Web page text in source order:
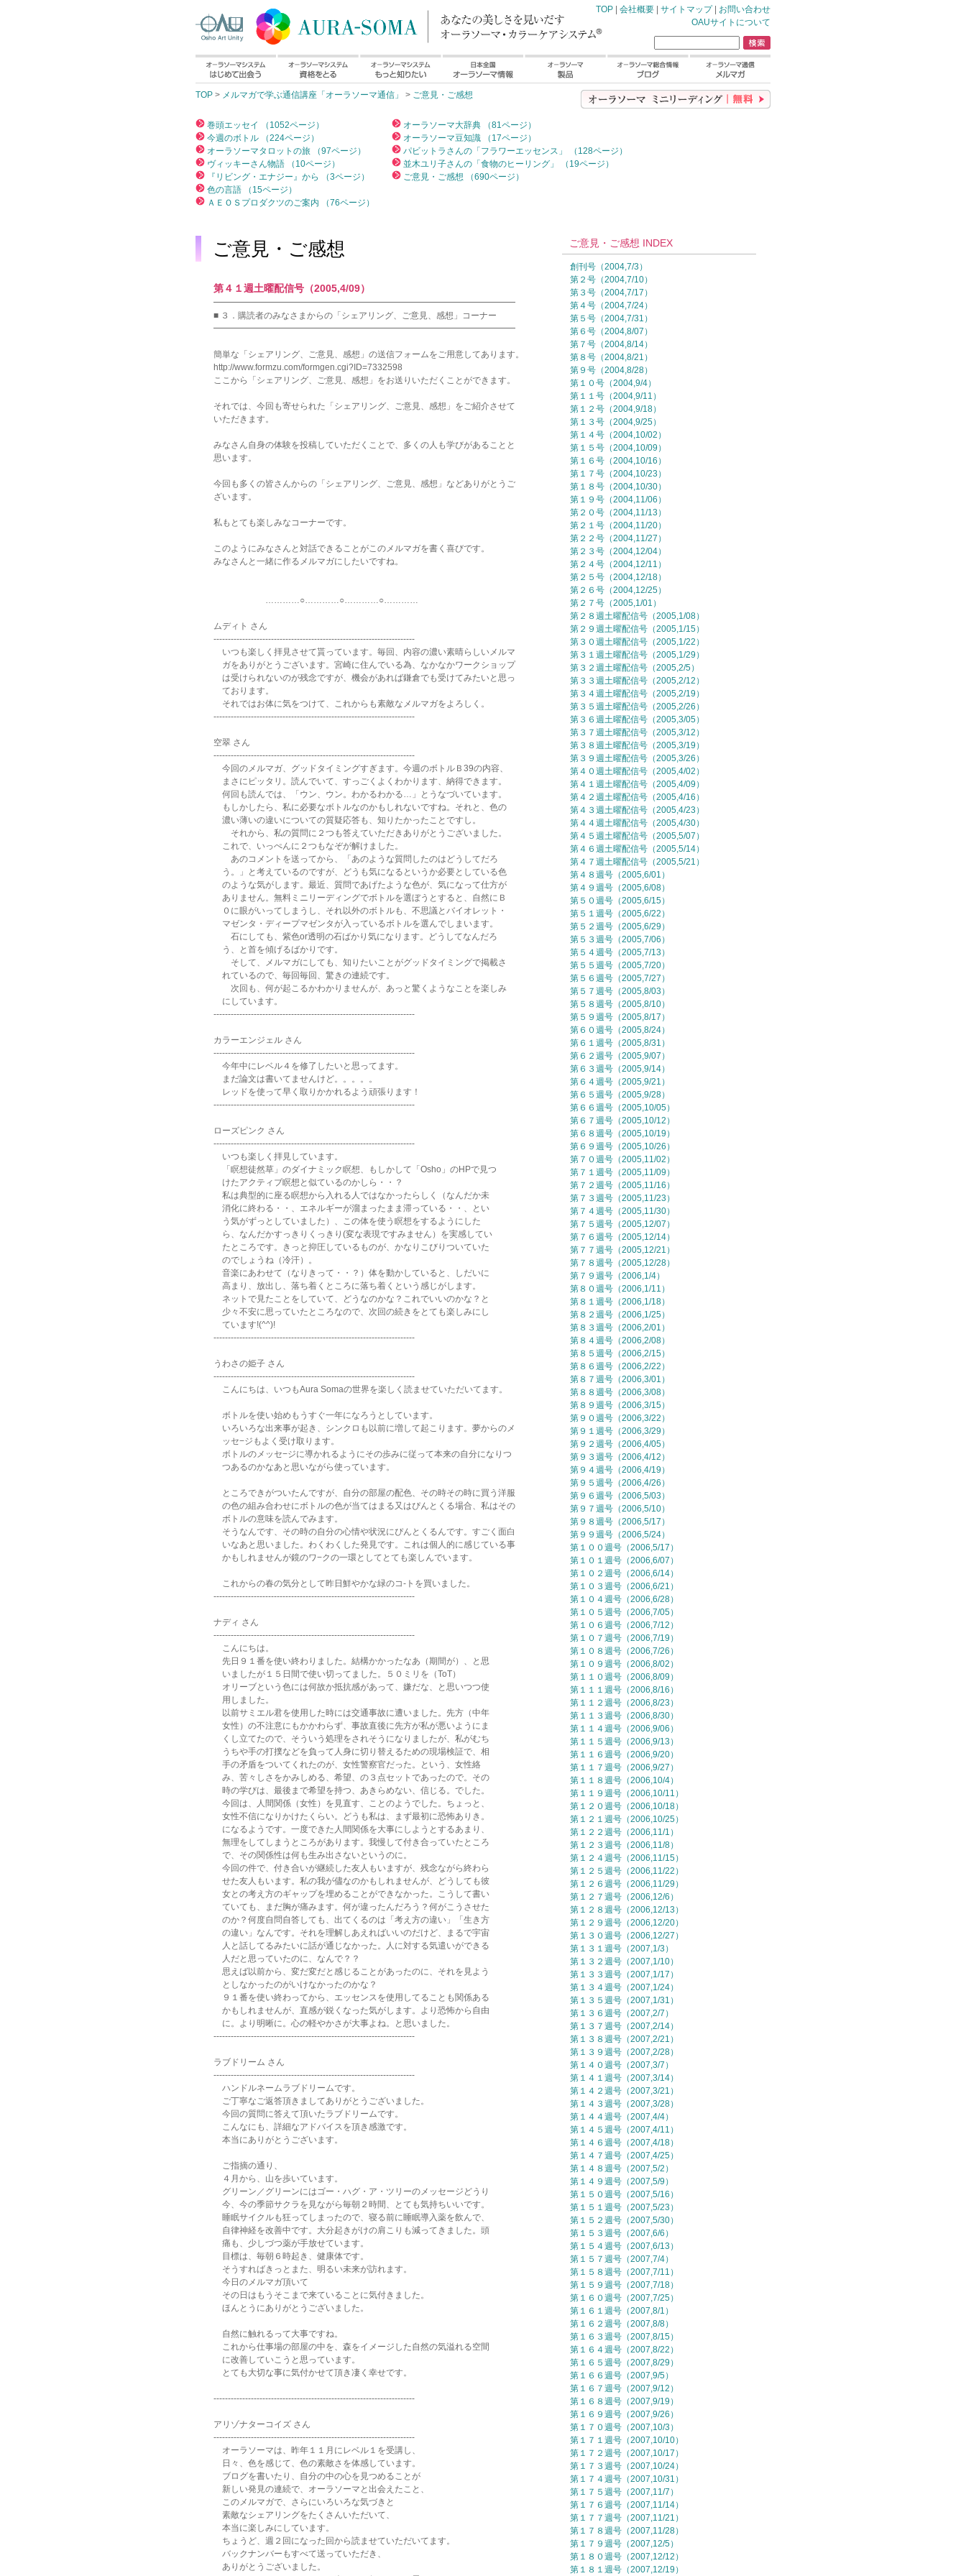
TOP | 会社概要 | サイトマップ| お問い合わせ
OAUサイトについて
TOP > メルマガで学ぶ通信講座「オーラソーマ通信」 > ご意見・ご感想
巻頭エッセイ （1052ページ）
今週のボトル （224ページ）
オーラソーマタロットの旅 （97ページ）
ヴィッキーさん物語 （10ページ）
『リビング・エナジー』から （3ページ）
色の言語 （15ページ）
ＡＥＯＳプロダクツのご案内 （76ページ）
オーラソーマ大辞典 （81ページ）
オーラソーマ豆知識 （17ページ）
パビットラさんの「フラワーエッセンス」 （128ページ）
並木ユリ子さんの「食物のヒーリング」 （19ページ）
ご意見・ご感想 （690ページ）
ご意見・ご感想
第４１週土曜配信号（2005,4/09）
━━━━━━━━━━━━━━━━━━━━━━━━━━━━━━━━━━━
■ ３．購読者のみなさまからの「シェアリング、ご意見、感想」コーナー
━━━━━━━━━━━━━━━━━━━━━━━━━━━━━━━━━━━
簡単な「シェアリング、ご意見、感想」の送信フォームをご用意してあります。
http://www.formzu.com/formgen.cgi?ID=7332598
ここから「シェアリング、ご意見、感想」をお送りいただくことができます。
それでは、今回も寄せられた「シェアリング、ご意見、感想」をご紹介させて
いただきます。
みなさん自身の体験を投稿していただくことで、多くの人も学びがあることと
思います。
今回も多くの皆さんからの「シェアリング、ご意見、感想」などありがとうご
ざいます。
私もとても楽しみなコーナーです。
このようにみなさんと対話できることがこのメルマガを書く喜びです。
みなさんと一緒に作るメルマガにしたいですね。
…………○…………○…………○…………
ムディト さん
----------------------------------------------------------------------
いつも楽しく拝見させて貰っています。毎回、内容の濃い素晴らしいメルマ
ガをありがとうございます。宮崎に住んでいる為、なかなかワークショップ
は受けられないのが残念ですが、機会があれば鎌倉でも受けてみたいと思っ
ております。
それではお体に気をつけて、これからも素敵なメルマガをよろしく。
----------------------------------------------------------------------
空翠 さん
----------------------------------------------------------------------
今回のメルマガ、グッドタイミングすぎます。今週のボトルＢ39の内容、
まさにピッタリ。読んでいて、すっごくよくわかります、納得できます。
何回も読んでは、「ウン、ウン。わかるわかる…」とうなづいています。
もしかしたら、私に必要なボトルなのかもしれないですね。それと、色の
濃い薄いの違いについての質疑応答も、知りたかったことですし。
それから、私の質問に２つも答えていただきありがとうございました。
これで、いっぺんに２つもなぞが解けました。
あのコメントを送ってから、「あのような質問したのはどうしてだろ
う。」と考えているのですが、どうも気になるというか必要としている色
のような気がします。最近、質問であげたような色が、気になって仕方が
ありません。無料ミニリーディングでボトルを選ぼうとすると、自然にＢ
０に眼がいってしまうし、それ以外のボトルも、不思議とバイオレット・
マゼンタ・ディープマゼンタが入っているボトルを選んでしまいます。
石にしても、紫色or透明の石ばかり気になります。どうしてなんだろ
う、と首を傾げるばかりです。
そして、メルマガにしても、知りたいことがグッドタイミングで掲載さ
れているので、毎回毎回、驚きの連続です。
次回も、何が起こるかわかりませんが、あっと驚くようなことを楽しみ
にしています。
----------------------------------------------------------------------
カラーエンジェル さん
----------------------------------------------------------------------
今年中にレベル４を修了したいと思ってます。
まだ論文は書いてませんけど。。。。。
レッドを使って早く取りかかれるよう頑張ります！
----------------------------------------------------------------------
ローズピンク さん
----------------------------------------------------------------------
いつも楽しく拝見しています。
「瞑想徒然草」のダイナミック瞑想、もしかして「Osho」のHPで見つ
けたアクティブ瞑想と似ているのかしら・・？
私は典型的に座る瞑想から入れる人ではなかったらしく（なんだか未
消化に終わる・・、エネルギーが溜まったまま滞っている・・、とい
う気がずっとしていました）、この体を使う瞑想をするようにした
ら、なんだかすっきりくっきり(変な表現ですみません）を実感してい
たところです。きっと抑圧しているものが、かなりこびりついていた
のでしょうね（冷汗）。
音楽にあわせて（なりきって・・？）体を動かしていると、しだいに
高まり、放出し、落ち着くところに落ち着くという感じがします。
ネットで見たことをしていて、どうなのかな？これでいいのかな？と
少々不安に思っていたところなので、次回の続きをとても楽しみにし
ています!(^^)!
----------------------------------------------------------------------
うわさの姫子 さん
----------------------------------------------------------------------
こんにちは、いつもAura Somaの世界を楽しく読ませていただいてます。
ボトルを使い始めもうすぐ一年になろうとしています。
いろいろな出来事が起き、シンクロも以前に増して起こります。夢からのメ
ッセ−ジもよく受け取ります。
ボトルのメッセ−ジに導かれるようにその歩みに従って本来の自分になりつ
つあるのかなあと思いながら使っています。
ところできがついたんですが、自分の部屋の配色、その時その時に買う洋服
の色の組み合わせにボトルの色が当てはまる又はぴんとくる場合、私はその
ボトルの意味を読んでみます。
そうなんです、その時の自分の心情や状況にぴんとくるんです。すごく面白
いなあと思いました。わくわくした発見です。これは個人的に感じている事
かもしれませんが鏡のワ−クの一環としてとても楽しんでいます。
これからの春の気分として昨日鮮やかな緑のコ-トを買いました。
----------------------------------------------------------------------
ナディ さん
----------------------------------------------------------------------
こんにちは。
先日９１番を使い終わりました。結構かかったなあ（期間が）、と思
いましたが１５日間で使い切ってました。５０ミリを（ToT）
オリーブという色には何故か抵抗感があって、嫌だな、と思いつつ使
用しました。
以前サミエル君を使用した時には交通事故に遭いました。先方（中年
女性）の不注意にもかかわらず、事故直後に先方が私が悪いようにま
くし立てたので、そういう処理をされそうになりましたが、私がむち
うちや手の打撲などを負って人身に切り替えるための現場検証で、相
手の矛盾をついてくれたのが、女性警察官だった。という、女性絡
み、苦々しさをかみしめる、希望、の３点セットであったので。その
時の学びは、最後まで希望を持つ、あきらめない、信じる。でした。
今回は、人間関係（女性）を見直す、ことのようでした。ちょっと、
女性不信になりかけたくらい。どうも私は、まず最初に恐怖ありき。
になるようです。一度できた人間関係を大事にしようとするあまり、
無理をしてしまうところがあります。我慢して付き合っていたところ
で、その関係性は何も生み出さないというのに。
今回の件で、付き合いが継続した友人もいますが、残念ながら終わら
せた友人もいます。私の我が儘なのかもしれませんが、どうしても彼
女との考え方のギャップを埋めることができなかった。こうして書い
ていても、まだ胸が痛みます。何が違ったんだろう？何がこうさせた
のか？何度自問自答しても、出てくるのは「考え方の違い」「生き方
の違い」なんです。それを理解しあえればいいのだけど、まるで宇宙
人と話してるみたいに話が通じなかった。人に対する気遣いができる
人だと思っていたのに、なんで？？
思えば以前から、変だ変だと感じることがあったのに、それを見よう
としなかったのがいけなかったのかな？
９１番を使い終わってから、エッセンスを使用してることも関係ある
かもしれませんが、直感が鋭くなった気がします。より恐怖から自由
に。より明晰に。心の軽やかさが大事よね。と思いました。
----------------------------------------------------------------------
ラブドリーム さん
----------------------------------------------------------------------
ハンドルネームラブドリームです。
ご丁寧なご返答頂きましてありがとうございました。
今回の質問に答えて頂いたラブドリームです。
こんなにも、詳細なアドバイスを頂き感激です。
本当にありがとうございます。
ご指摘の通り、
４月から、山を歩いています。
グリーン／グリーンにはゴー・ハグ・ア・ツリーのメッセージどうり
今、今の季節サクラを見ながら毎朝２時間、とても気持ちいいです。
睡眠サイクルも狂ってしまったので、寝る前に睡眠導入薬を飲んで、
自律神経を改善中です。大分起きがけの肩こりも減ってきました。頭
痛も、少しづつ薬が手放せています。
目標は、毎朝６時起き、健康体です。
そうすればきっとまた、明るい未来が訪れます。
今日のメルマガ頂いて
その日はもうそこまで来ていることに気付きました。
ほんとうにありがとうございました。
自然に触れるって大事ですね。
これから仕事場の部屋の中を、森をイメージした自然の気溢れる空間
に改善していこうと思っています。
とても大切な事に気付かせて頂き凄く幸せです。
----------------------------------------------------------------------
アリゾナターコイズ さん
----------------------------------------------------------------------
オーラソーマは、昨年１１月にレベル１を受講し、
日々、色を感じて、色の素敵さを体感しています。
ブログを書いたり、自分の中の心を見つめることが
新しい発見の連続で、オーラソーマと出会えたこと、
このメルマガで、さらにいろいろな気づきと
素敵なシェアリングをたくさんいただいて、
本当に楽しみにしています。
ちょうど、週２回になった回から読ませていただいてます。
バックナンバーもすべて送っていただき、
ありがとうございました。
ご意見・ご感想 INDEX
創刊号（2004,7/3）
第２号（2004,7/10）
第３号（2004,7/17）
第４号（2004,7/24）
第５号（2004,7/31）
第６号（2004,8/07）
第７号（2004,8/14）
第８号（2004,8/21）
第９号（2004,8/28）
第１０号（2004,9/4）
第１１号（2004,9/11）
第１２号（2004,9/18）
第１３号（2004,9/25）
第１４号（2004,10/02）
第１５号（2004,10/09）
第１６号（2004,10/16）
第１７号（2004,10/23）
第１８号（2004,10/30）
第１９号（2004,11/06）
第２０号（2004,11/13）
第２１号（2004,11/20）
第２２号（2004,11/27）
第２３号（2004,12/04）
第２４号（2004,12/11）
第２５号（2004,12/18）
第２６号（2004,12/25）
第２７号（2005,1/01）
第２８週土曜配信号（2005,1/08）
第２９週土曜配信号（2005,1/15）
第３０週土曜配信号（2005,1/22）
第３１週土曜配信号（2005,1/29）
第３２週土曜配信号（2005,2/5）
第３３週土曜配信号（2005,2/12）
第３４週土曜配信号（2005,2/19）
第３５週土曜配信号（2005,2/26）
第３６週土曜配信号（2005,3/05）
第３７週土曜配信号（2005,3/12）
第３８週土曜配信号（2005,3/19）
第３９週土曜配信号（2005,3/26）
第４０週土曜配信号（2005,4/02）
第４１週土曜配信号（2005,4/09）
第４２週土曜配信号（2005,4/16）
第４３週土曜配信号（2005,4/23）
第４４週土曜配信号（2005,4/30）
第４５週土曜配信号（2005,5/07）
第４６週土曜配信号（2005,5/14）
第４７週土曜配信号（2005,5/21）
第４８週号（2005,6/01）
第４９週号（2005,6/08）
第５０週号（2005,6/15）
第５１週号（2005,6/22）
第５２週号（2005,6/29）
第５３週号（2005,7/06）
第５４週号（2005,7/13）
第５５週号（2005,7/20）
第５６週号（2005,7/27）
第５７週号（2005,8/03）
第５８週号（2005,8/10）
第５９週号（2005,8/17）
第６０週号（2005,8/24）
第６１週号（2005,8/31）
第６２週号（2005,9/07）
第６３週号（2005,9/14）
第６４週号（2005,9/21）
第６５週号（2005,9/28）
第６６週号（2005,10/05）
第６７週号（2005,10/12）
第６８週号（2005,10/19）
第６９週号（2005,10/26）
第７０週号（2005,11/02）
第７１週号（2005,11/09）
第７２週号（2005,11/16）
第７３週号（2005,11/23）
第７４週号（2005,11/30）
第７５週号（2005,12/07）
第７６週号（2005,12/14）
第７７週号（2005,12/21）
第７８週号（2005,12/28）
第７９週号（2006,1/4）
第８０週号（2006,1/11）
第８１週号（2006,1/18）
第８２週号（2006,1/25）
第８３週号（2006,2/01）
第８４週号（2006,2/08）
第８５週号（2006,2/15）
第８６週号（2006,2/22）
第８７週号（2006,3/01）
第８８週号（2006,3/08）
第８９週号（2006,3/15）
第９０週号（2006,3/22）
第９１週号（2006,3/29）
第９２週号（2006,4/05）
第９３週号（2006,4/12）
第９４週号（2006,4/19）
第９５週号（2006,4/26）
第９６週号（2006,5/03）
第９７週号（2006,5/10）
第９８週号（2006,5/17）
第９９週号（2006,5/24）
第１００週号（2006,5/17）
第１０１週号（2006,6/07）
第１０２週号（2006,6/14）
第１０３週号（2006,6/21）
第１０４週号（2006,6/28）
第１０５週号（2006,7/05）
第１０６週号（2006,7/12）
第１０７週号（2006,7/19）
第１０８週号（2006,7/26）
第１０９週号（2006,8/02）
第１１０週号（2006,8/09）
第１１１週号（2006,8/16）
第１１２週号（2006,8/23）
第１１３週号（2006,8/30）
第１１４週号（2006,9/06）
第１１５週号（2006,9/13）
第１１６週号（2006,9/20）
第１１７週号（2006,9/27）
第１１８週号（2006,10/4）
第１１９週号（2006,10/11）
第１２０週号（2006,10/18）
第１２１週号（2006,10/25）
第１２２週号（2006,11/1）
第１２３週号（2006,11/8）
第１２４週号（2006,11/15）
第１２５週号（2006,11/22）
第１２６週号（2006,11/29）
第１２７週号（2006,12/6）
第１２８週号（2006,12/13）
第１２９週号（2006,12/20）
第１３０週号（2006,12/27）
第１３１週号（2007,1/3）
第１３２週号（2007,1/10）
第１３３週号（2007,1/17）
第１３４週号（2007,1/24）
第１３５週号（2007,1/31）
第１３６週号（2007,2/7）
第１３７週号（2007,2/14）
第１３８週号（2007,2/21）
第１３９週号（2007,2/28）
第１４０週号（2007,3/7）
第１４１週号（2007,3/14）
第１４２週号（2007,3/21）
第１４３週号（2007,3/28）
第１４４週号（2007,4/4）
第１４５週号（2007,4/11）
第１４６週号（2007,4/18）
第１４７週号（2007,4/25）
第１４８週号（2007,5/2）
第１４９週号（2007,5/9）
第１５０週号（2007,5/16）
第１５１週号（2007,5/23）
第１５２週号（2007,5/30）
第１５３週号（2007,6/6）
第１５４週号（2007,6/13）
第１５７週号（2007,7/4）
第１５８週号（2007,7/11）
第１５９週号（2007,7/18）
第１６０週号（2007,7/25）
第１６１週号（2007,8/1）
第１６２週号（2007,8/8）
第１６３週号（2007,8/15）
第１６４週号（2007,8/22）
第１６５週号（2007,8/29）
第１６６週号（2007,9/5）
第１６７週号（2007,9/12）
第１６８週号（2007,9/19）
第１６９週号（2007,9/26）
第１７０週号（2007,10/3）
第１７１週号（2007,10/10）
第１７２週号（2007,10/17）
第１７３週号（2007,10/24）
第１７４週号（2007,10/31）
第１７５週号（2007,11/7）
第１７６週号（2007,11/14）
第１７７週号（2007,11/21）
第１７８週号（2007,11/28）
第１７９週号（2007,12/5）
第１８０週号（2007,12/12）
第１８１週号（2007,12/19）